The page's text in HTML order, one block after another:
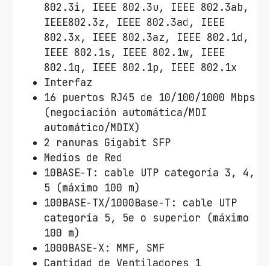
802.3i, IEEE 802.3u, IEEE 802.3ab,
IEEE802.3z, IEEE 802.3ad, IEEE
802.3x, IEEE 802.3az, IEEE 802.1d,
IEEE 802.1s, IEEE 802.1w, IEEE
802.1q, IEEE 802.1p, IEEE 802.1x
Interfaz
16 puertos RJ45 de 10/100/1000 Mbps
(negociación automática/MDI
automático/MDIX)
2 ranuras Gigabit SFP
Medios de Red
10BASE-T: cable UTP categoría 3, 4,
5 (máximo 100 m)
100BASE-TX/1000Base-T: cable UTP
categoría 5, 5e o superior (máximo
100 m)
1000BASE-X: MMF, SMF
Cantidad de Ventiladores 1